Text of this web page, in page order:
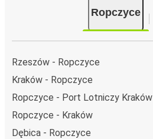
Ropczyce
Rzeszów - Ropczyce
Kraków - Ropczyce
Ropczyce - Port Lotniczy Kraków
Ropczyce - Kraków
Dębica - Ropczyce